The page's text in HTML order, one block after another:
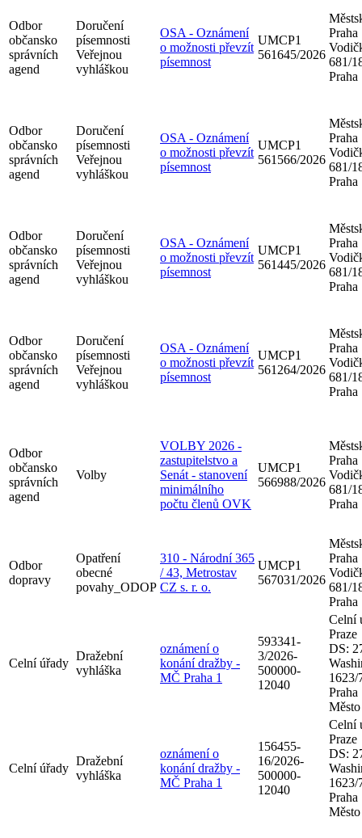
Odbor
občansko
správních
agend
Doručení
písemnosti
Veřejnou
vyhláškou
OSA - Oznámení
o možnosti převzít
písemnost
UMCP1
561645/2026
Praha
681/
Praha
Odbor
občansko
správních
agend
Doručení
písemnosti
Veřejnou
vyhláškou
OSA - Oznámení
o možnosti převzít
písemnost
UMCP1
561566/2026
Praha
681/
Praha
Odbor
občansko
správních
agend
Doručení
písemnosti
Veřejnou
vyhláškou
OSA - Oznámení
o možnosti převzít
písemnost
UMCP1
561445/2026
Praha
681/
Praha
Odbor
občansko
správních
agend
Doručení
písemnosti
Veřejnou
vyhláškou
OSA - Oznámení
o možnosti převzít
písemnost
UMCP1
561264/2026
Praha
681/
Praha
Odbor
občansko
správních
agend
Volby
VOLBY 2026 -
zastupitelstvo a
Senát - stanovení
minimálního
počtu členů OVK
UMCP1
566988/2026
Praha
681/
Praha
Odbor
dopravy
Opatření
obecné
povahy_ODOP
310 - Národní 365
/ 43, Metrostav
CZ s. r. o.
UMCP1
567031/2026
Praha
681/
Praha
Celní úřady
Dražební
vyhláška
oznámení o
konání dražby -
MČ Praha 1
593341-
3/2026-
500000-
12040
Celní
Praze
DS:
1623/
Město
Celní úřady
Dražební
vyhláška
oznámení o
konání dražby -
MČ Praha 1
156455-
16/2026-
500000-
12040
Celní
Praze
DS:
1623/
Město